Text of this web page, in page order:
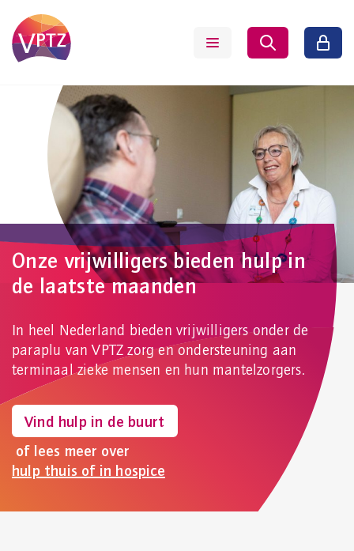
Onze vrijwilligers bieden hulp in
de laatste maanden
In heel Nederland bieden vrijwilligers onder de
paraplu van VPTZ zorg en ondersteuning aan
terminaal zieke mensen en hun mantelzorgers.
Vind hulp in de buurt
of lees meer over
hulp thuis of in hospice